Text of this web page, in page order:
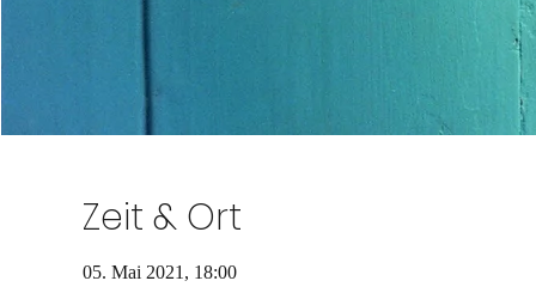
Zeit & Ort
05. Mai 2021, 18:00